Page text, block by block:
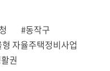
#동작구
자율주택정비사업
권